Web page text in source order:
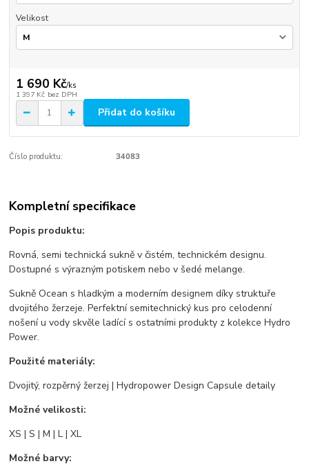
Velikost
1 690 Kč/ks
1 397 Kč bez DPH
Přidat do košíku
Číslo produktu: 34083
Kompletní specifikace
Popis produktu:
Rovná, semi technická sukně v čistém, technickém designu.
Dostupné s výrazným potiskem nebo v šedé melange.
Sukně Ocean s hladkým a moderním designem díky struktuře
dvojitého žerzeje. Perfektní semitechnický kus pro celodenní
nošení u vody skvěle ladící s ostatními produkty z kolekce Hydro
Power.
Použité materiály:
Dvojitý, rozpěrný žerzej | Hydropower Design Capsule detaily
Možné velikosti:
XS | S | M | L | XL
Možné barvy: